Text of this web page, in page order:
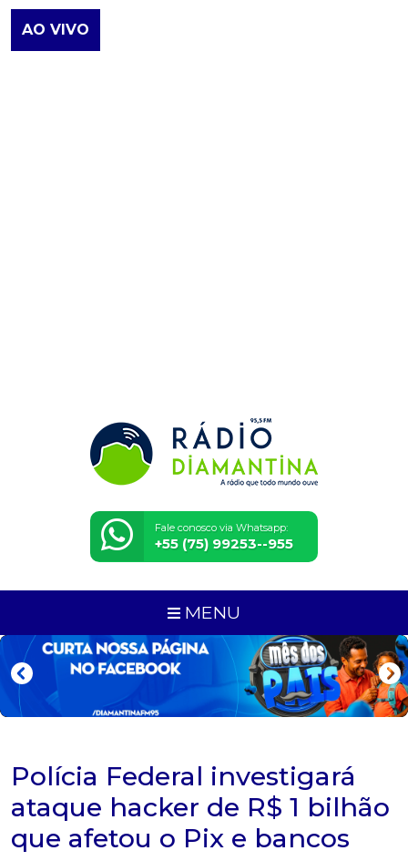
AO VIVO
Fale conosco via Whatsapp:
+55 (75) 99253--955
MENU
Polícia Federal investigará
ataque hacker de R$ 1 bilhão
que afetou o Pix e bancos